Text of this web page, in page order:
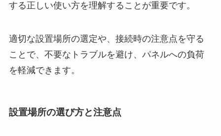
する正しい使い方を理解することが重要です。
適切な設置場所の選定や、接続時の注意点を守る
ことで、不要なトラブルを避け、パネルへの負荷
を軽減できます。
設置場所の選び方と注意点